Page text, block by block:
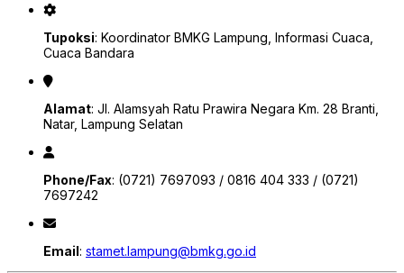
Tupoksi: Koordinator BMKG Lampung, Informasi Cuaca,
Cuaca Bandara
Alamat: Jl. Alamsyah Ratu Prawira Negara Km. 28 Branti,
Natar, Lampung Selatan
Phone/Fax: (0721) 7697093 / 0816 404 333 / (0721)
7697242
Email: stamet.lampung@bmkg.go.id